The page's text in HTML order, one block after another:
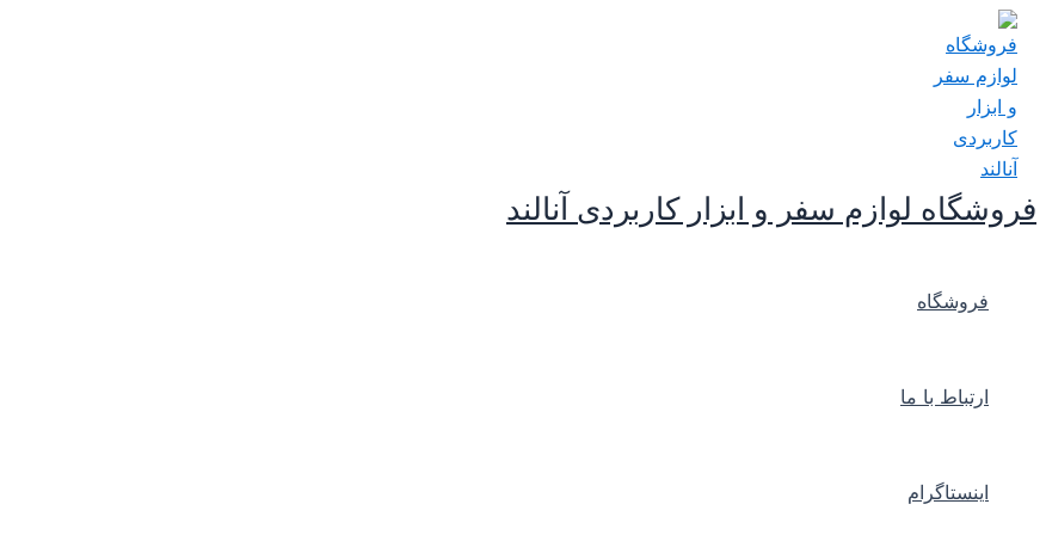
پرش
محتوا
فروشگاه لوازم سفر و ابزار کاربردی آنالند
فروشگاه
ارتباط با ما
اینستاگرام